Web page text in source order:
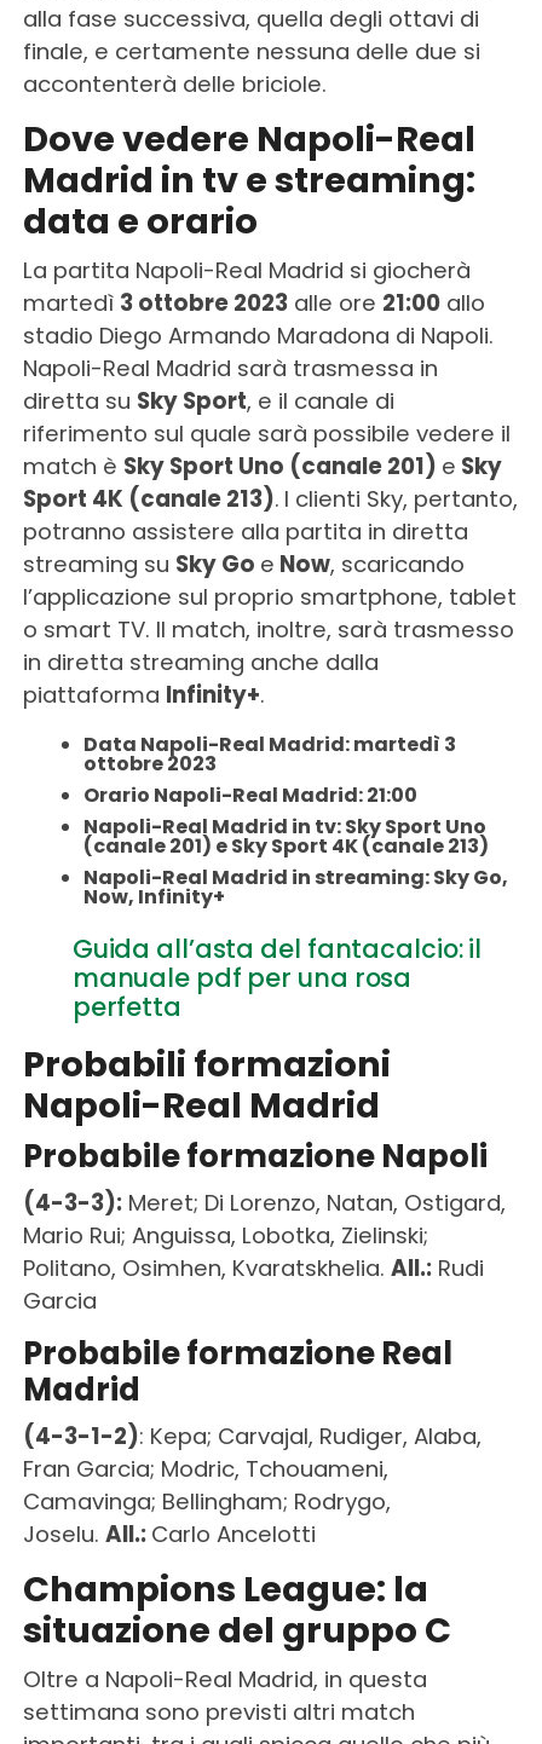
alla fase successiva, quella degli ottavi di
finale, e certamente nessuna delle due si
accontenterà delle briciole.
Dove vedere Napoli-Real
Madrid in tv e streaming:
data e orario
La partita Napoli-Real Madrid si giocherà
martedì 3 ottobre 2023alle ore 21:00allo
stadio Diego Armando Maradona di Napoli.
Napoli-Real Madrid sarà trasmessa in
diretta su Sky Sport, e il canale di
riferimento sul quale sarà possibile vedere il
match è Sky Sport Uno (canale 201) e Sky
Sport 4K (canale 213). I clienti Sky, pertanto,
potranno assistere alla partita in diretta
streaming su Sky Go e Now, scaricando
l’applicazione sul proprio smartphone, tablet
o smart TV. Il match, inoltre, sarà trasmesso
in diretta streaming anche dalla
piattaforma Infinity+.
Data Napoli-Real Madrid: martedì 3
ottobre 2023
Orario Napoli-Real Madrid: 21:00
Napoli-Real Madrid in tv: Sky Sport Uno
(canale 201) e Sky Sport 4K (canale 213)
Napoli-Real Madrid in streaming: Sky Go,
Now, Infinity+
Guida all’asta del fantacalcio: il
manuale pdf per una rosa
perfetta
Probabili formazioni
Napoli-Real Madrid
Probabile formazione Napoli
(4-3-3):Meret; Di Lorenzo, Natan, Ostigard,
Mario Rui; Anguissa, Lobotka, Zielinski;
Politano, Osimhen, Kvaratskhelia. All.:Rudi
Garcia
Probabile formazione Real
Madrid
(4-3-1-2): Kepa; Carvajal, Rudiger, Alaba,
Fran Garcia; Modric, Tchouameni,
Camavinga; Bellingham; Rodrygo,
Joselu. All.: Carlo Ancelotti
Champions League: la
situazione del gruppo C
Oltre a Napoli-Real Madrid, in questa
settimana sono previsti altri match